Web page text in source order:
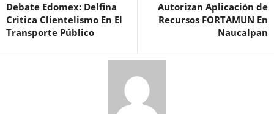
Debate Edomex: Delfina
Critica Clientelismo En El
Transporte Público
Autorizan Aplicación de
Recursos FORTAMUN En
Naucalpan